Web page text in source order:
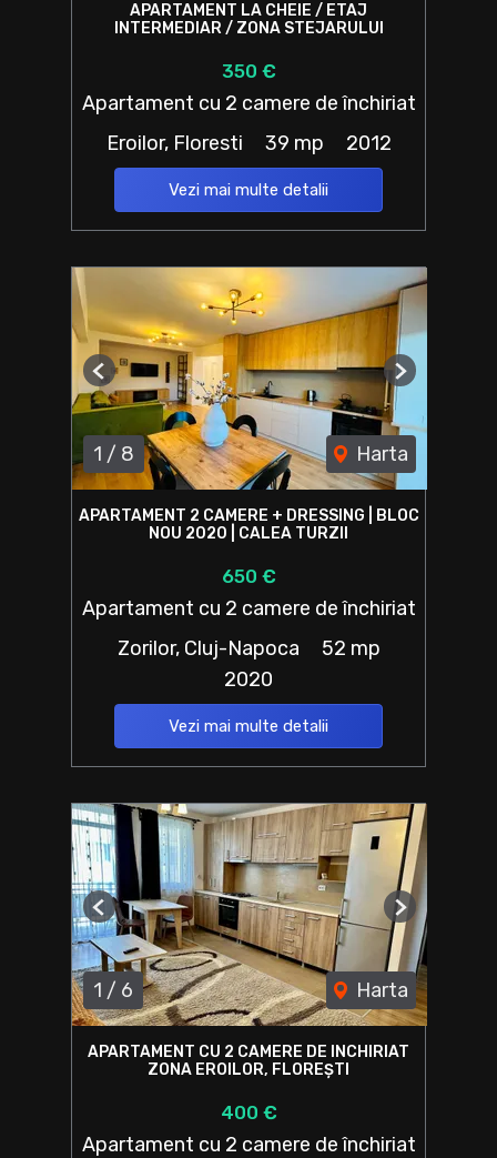
APARTAMENT LA CHEIE / ETAJ
INTERMEDIAR / ZONA STEJARULUI
350 €
Apartament cu 2 camere de închiriat
Eroilor, Floresti
39 mp 2012
Vezi mai multe detalii
1 / 8 Harta
Previous Next
APARTAMENT 2 CAMERE + DRESSING | BLOC
NOU 2020 | CALEA TURZII
650 €
Apartament cu 2 camere de închiriat
Zorilor, Cluj-Napoca
52 mp
2020
Vezi mai multe detalii
1 / 6 Harta
Previous Next
APARTAMENT CU 2 CAMERE DE INCHIRIAT
ZONA EROILOR, FLOREȘTI
400 €
Apartament cu 2 camere de închiriat